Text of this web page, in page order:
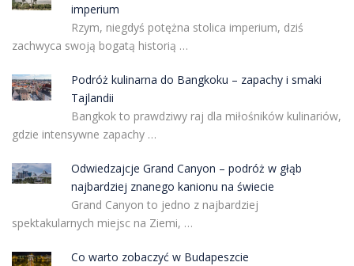
imperium
Rzym, niegdyś potężna stolica imperium, dziś
zachwyca swoją bogatą historią …
Podróż kulinarna do Bangkoku – zapachy i smaki
Tajlandii
Bangkok to prawdziwy raj dla miłośników kulinariów,
gdzie intensywne zapachy …
Odwiedzajcje Grand Canyon – podróż w głąb
najbardziej znanego kanionu na świecie
Grand Canyon to jedno z najbardziej
spektakularnych miejsc na Ziemi, …
Co warto zobaczyć w Budapeszcie